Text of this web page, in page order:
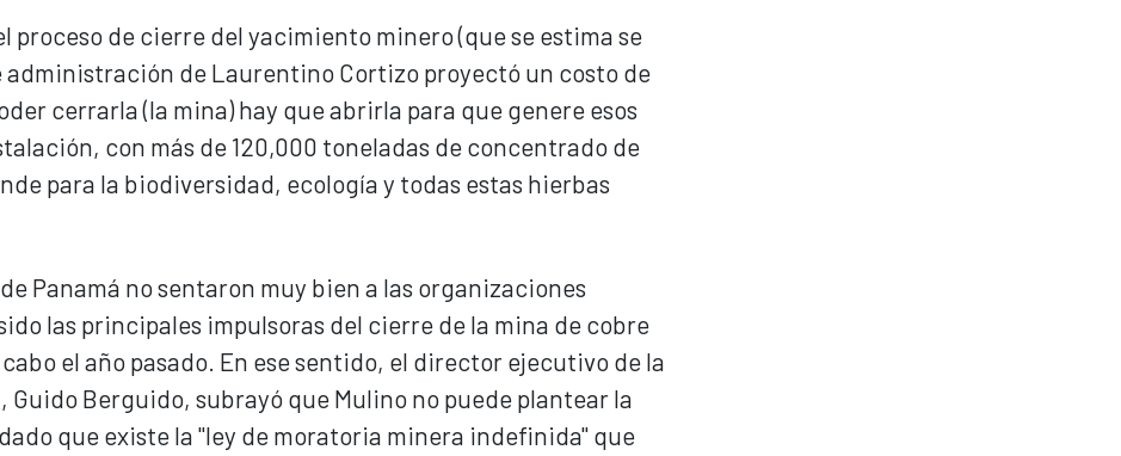
de cierre del yacimiento minero (que se estima se
de Laurentino Cortizo proyectó un costo de
cerrarla (la mina) hay que abrirla para que genere esos
con más de 120,000 toneladas de concentrado de
para la biodiversidad, ecología y todas estas hierbas
Panamá no sentaron muy bien a las organizaciones
las principales impulsoras del cierre de la mina de cobre
el año pasado. En ese sentido, el director ejecutivo de la
Guido Berguido, subrayó que Mulino no puede plantear la
que existe la "ley de moratoria minera indefinida" que